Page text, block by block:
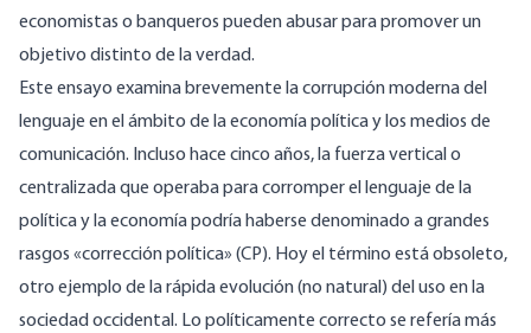
economistas o banqueros pueden abusar para promover un
objetivo distinto de la verdad.
Este ensayo examina brevemente la corrupción moderna del
lenguaje en el ámbito de la economía política y los medios de
comunicación. Incluso hace cinco años, la fuerza vertical o
centralizada que operaba para corromper el lenguaje de la
política y la economía podría haberse denominado a grandes
rasgos «corrección política» (CP). Hoy el término está obsoleto,
otro ejemplo de la rápida evolución (no natural) del uso en la
sociedad occidental. Lo políticamente correcto se refería más